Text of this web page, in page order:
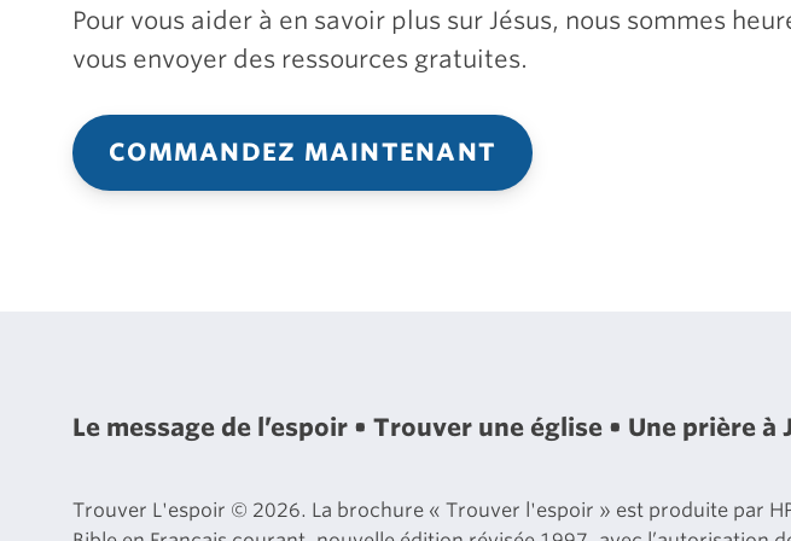
Pour vous aider à en savoir plus sur Jésus, nous sommes
vous envoyer des ressources gratuites.
COMMANDEZ MAINTENANT
Le message de l’espoir Trouver une église Une prière à
Trouver L'espoir © 2026. La brochure « Trouver l'espoir » est produite par